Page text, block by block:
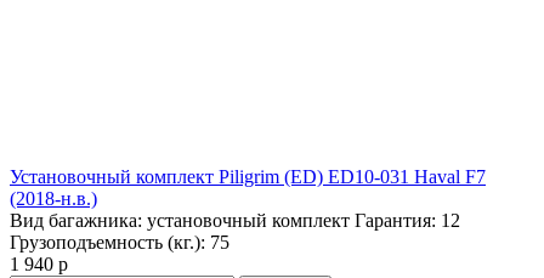
Установочный комплект Piligrim (ED) ED10-031 Haval F7
(2018-н.в.)
Вид багажника: установочный комплект Гарантия: 12
Грузоподъемность (кг.): 75
1 940 р